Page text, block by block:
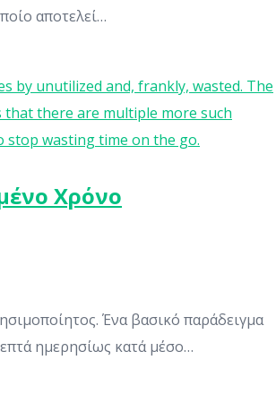
αποτελεί…
Χρόνο
Ένα βασικό παράδειγμα
ημερησίως κατά μέσο…